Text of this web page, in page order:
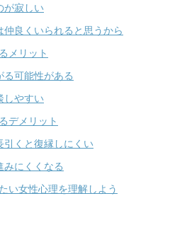
が寂しい
仲良くいられると思うから
メリット
る可能性がある
しやすい
デメリット
引くと復縁しにくい
みにくくなる
い女性心理を理解しよう